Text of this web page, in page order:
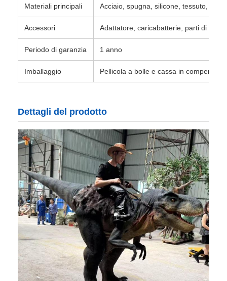
Materiali principali Acciaio, spugna, silicone, tessuto,
Accessori Adattatore, caricabatterie, parti di
Periodo di garanzia 1 anno
Imballaggio Pellicola a bolle e cassa in compensato
Dettagli del prodotto